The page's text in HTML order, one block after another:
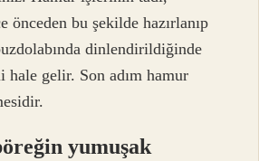
önceden bu şekilde hazırlanıp
dinlendirildiğinde
hale gelir. Son adım hamur
yumuşak